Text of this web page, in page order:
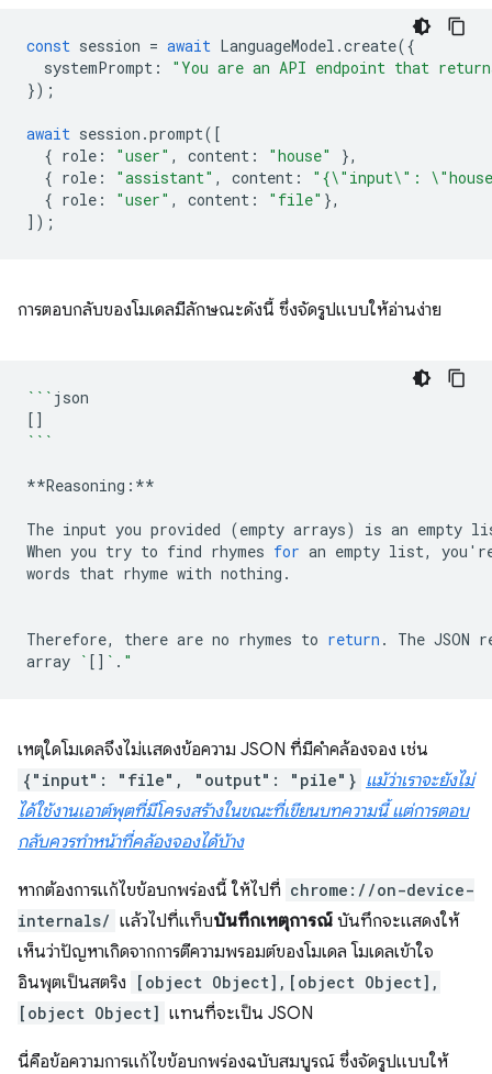
const session = await LanguageModel .create({
systemPrompt :
"You are an API endpoint that
});
await session .prompt([
{ role : "user" , content : "house"
},
{ role : "assistant" , content :
"{\"input\":
{ role : "user" , content : "file" },
]);
การตอบกลับของโมเดลมีลักษณะดังนี้ ซึ่งจัดรูปแบบให้อ่านง่าย
```
[]
```
**Reasoning:**
The input you provided (empty arrays) is an empty
When you try to find rhymes for an empty list, you '
words that rhyme with nothing.
Therefore, there are no rhymes to return . The JSON
array ` [] ` . "
เหตุใดโมเดลจึงไม่แสดงข้อความ JSON ที่มีคำคล้องจอง เช่น
{"input": "file", "output": "pile"} แม้ว่าเราจะยังไม่
ได้ใช้งานเอาต์พุตที่มีโครงสร้างในขณะที่เขียนบทความนี้ แต่การตอบ
กลับควรทำหน้าที่คล้องจองได้บ้าง
หากต้องการแก้ไขข้อบกพร่องนี้ ให้ไปที่ chrome://on-device-
internals/ แล้วไปที่แท็บบันทึกเหตุการณ์ บันทึกจะแสดงให้
เห็นว่าปัญหาเกิดจากการตีความพรอมต์ของโมเดล โมเดลเข้าใจ
อินพุตเป็นสตริง
[object Object],[object Object],
[object Object] แทนที่จะเป็น JSON
นี่คือข้อความการแก้ไขข้อบกพร่องฉบับสมบูรณ์ ซึ่งจัดรูปแบบให้